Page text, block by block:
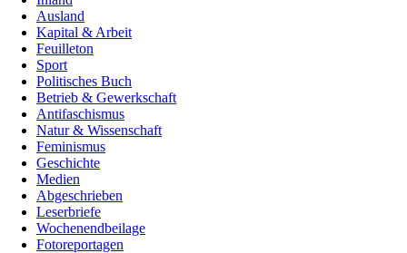
Ausland
Kapital & Arbeit
Feuilleton
Sport
Politisches Buch
Betrieb & Gewerkschaft
Antifaschismus
Natur & Wissenschaft
Feminismus
Geschichte
Medien
Abgeschrieben
Leserbriefe
Wochenendbeilage
Fotoreportagen